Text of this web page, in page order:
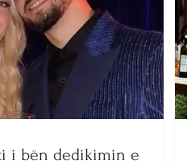
i bën dedikimin e